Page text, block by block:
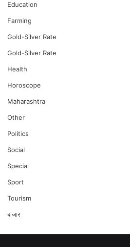
Education
Farming
Gold-Silver Rate
Gold-Silver Rate
Health
Horoscope
Maharashtra
Other
Politics
Social
Special
Sport
Tourism
बाजार